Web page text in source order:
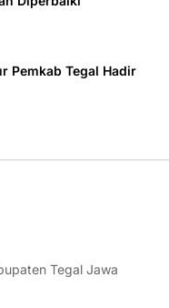
Pemkab Tegal Hadir
Tegal Jawa